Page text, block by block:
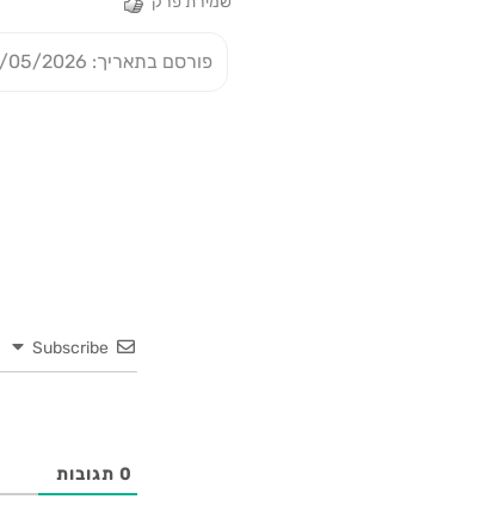
פורסם בתאריך: 15/05/2026
Subscribe
0 תגובות